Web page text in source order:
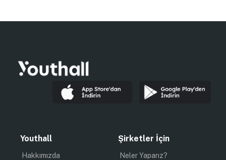
Youthall
Hakkımızda
Şirketler İçin
Neler Yaparız?